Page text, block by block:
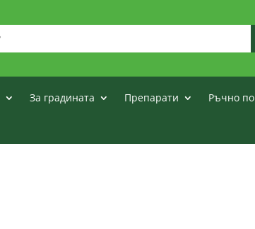
За градината Препарати Ръчно